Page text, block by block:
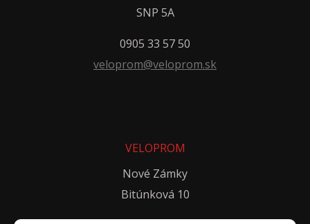
SNP 5A
0905 33 57 50
veloprom@veloprom.sk
VELOPROM
Nové Zámky
Bitúnková 10